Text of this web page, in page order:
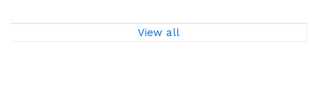
View all